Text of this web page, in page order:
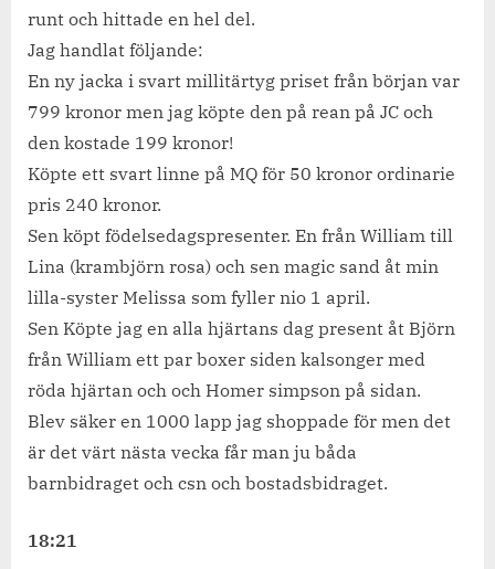
runt och hittade en hel del.
Jag handlat följande:
En ny jacka i svart millitärtyg priset från början var
799 kronor men jag köpte den på rean på JC och
den kostade 199 kronor!
Köpte ett svart linne på MQ för 50 kronor ordinarie
pris 240 kronor.
Sen köpt födelsedagspresenter. En från William till
Lina (krambjörn rosa) och sen magic sand åt min
lilla-syster Melissa som fyller nio 1 april.
Sen Köpte jag en alla hjärtans dag present åt Björn
från William ett par boxer siden kalsonger med
röda hjärtan och och Homer simpson på sidan.
Blev säker en 1000 lapp jag shoppade för men det
är det värt nästa vecka får man ju båda
barnbidraget och csn och bostadsbidraget.
18:21